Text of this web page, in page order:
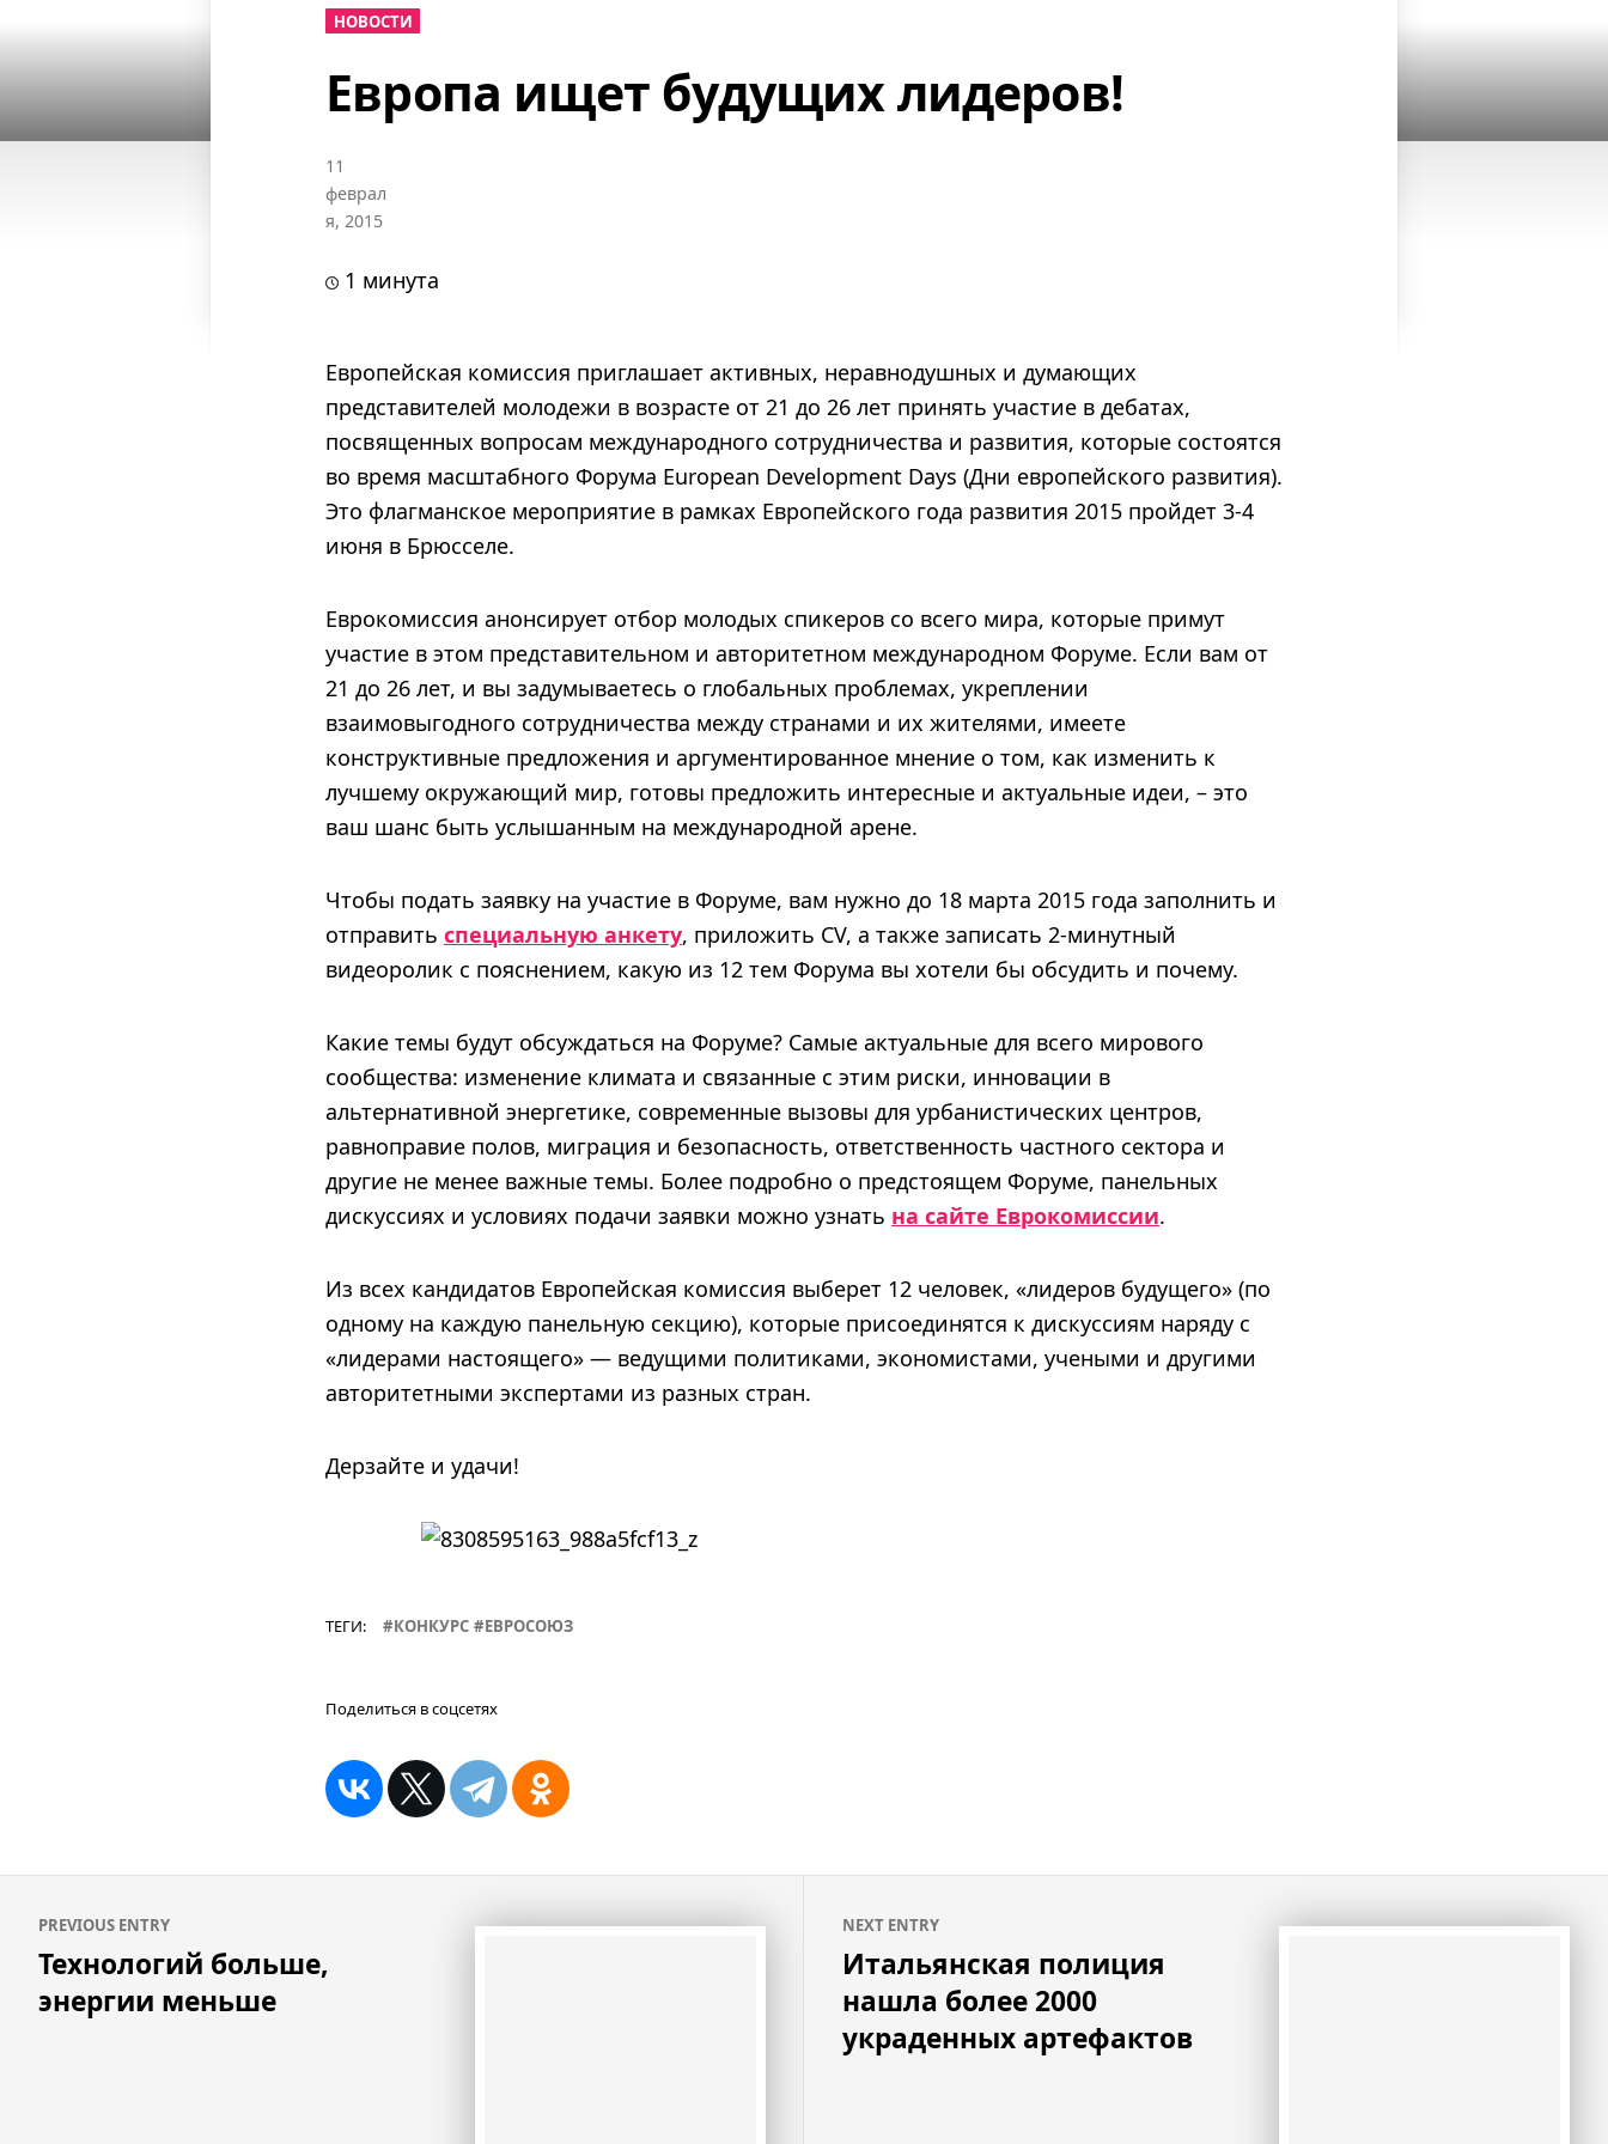
НОВОСТИ
Европа ищет будущих лидеров!
11
феврал
я, 2015
1 минута
Европейская комиссия приглашает активных, неравнодушных и думающих
представителей молодежи в возрасте от 21 до 26 лет принять участие в дебатах,
посвященных вопросам международного сотрудничества и развития, которые состоятся
во время масштабного Форума European Development Days (Дни европейского развития).
Это флагманское мероприятие в рамках Европейского года развития 2015 пройдет 3-4
июня в Брюсселе.
Еврокомиссия анонсирует отбор молодых спикеров со всего мира, которые примут
участие в этом представительном и авторитетном международном Форуме. Если вам от
21 до 26 лет, и вы задумываетесь о глобальных проблемах, укреплении
взаимовыгодного сотрудничества между странами и их жителями, имеете
конструктивные предложения и аргументированное мнение о том, как изменить к
лучшему окружающий мир, готовы предложить интересные и актуальные идеи, – это
ваш шанс быть услышанным на международной арене.
Чтобы подать заявку на участие в Форуме, вам нужно до 18 марта 2015 года заполнить и
отправить специальную анкету, приложить CV, а также записать 2-минутный
видеоролик с пояснением, какую из 12 тем Форума вы хотели бы обсудить и почему.
Какие темы будут обсуждаться на Форуме? Самые актуальные для всего мирового
сообщества: изменение климата и связанные с этим риски, инновации в
альтернативной энергетике, современные вызовы для урбанистических центров,
равноправие полов, миграция и безопасность, ответственность частного сектора и
другие не менее важные темы. Более подробно о предстоящем Форуме, панельных
дискуссиях и условиях подачи заявки можно узнать на сайте Еврокомиссии.
Из всех кандидатов Европейская комиссия выберет 12 человек, «лидеров будущего» (по
одному на каждую панельную секцию), которые присоединятся к дискуссиям наряду с
«лидерами настоящего» — ведущими политиками, экономистами, учеными и другими
авторитетными экспертами из разных стран.
Дерзайте и удачи!
ТЕГИ: КОНКУРС ЕВРОСОЮЗ
Поделиться в соцсетях
по
записям
PREVIOUS ENTRY
Технологий больше,
энергии меньше
NEXT ENTRY
Итальянская полиция
нашла более 2000
украденных артефактов